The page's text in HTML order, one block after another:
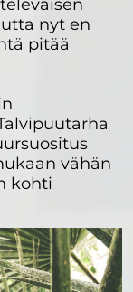
nyt en
pitää
vähän
kohti